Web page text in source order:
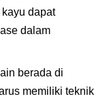
dapat
dalam
berada di
memiliki teknik